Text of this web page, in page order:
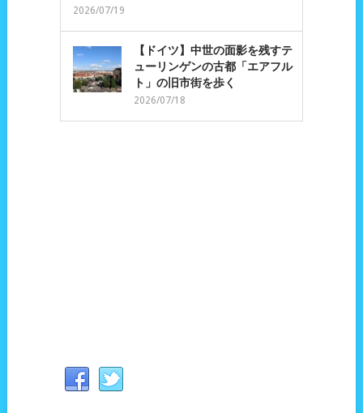
2026/07/19
【ドイツ】中世の面影を残すテ
ューリンゲンの古都「エアフル
ト」の旧市街を歩く
2026/07/18